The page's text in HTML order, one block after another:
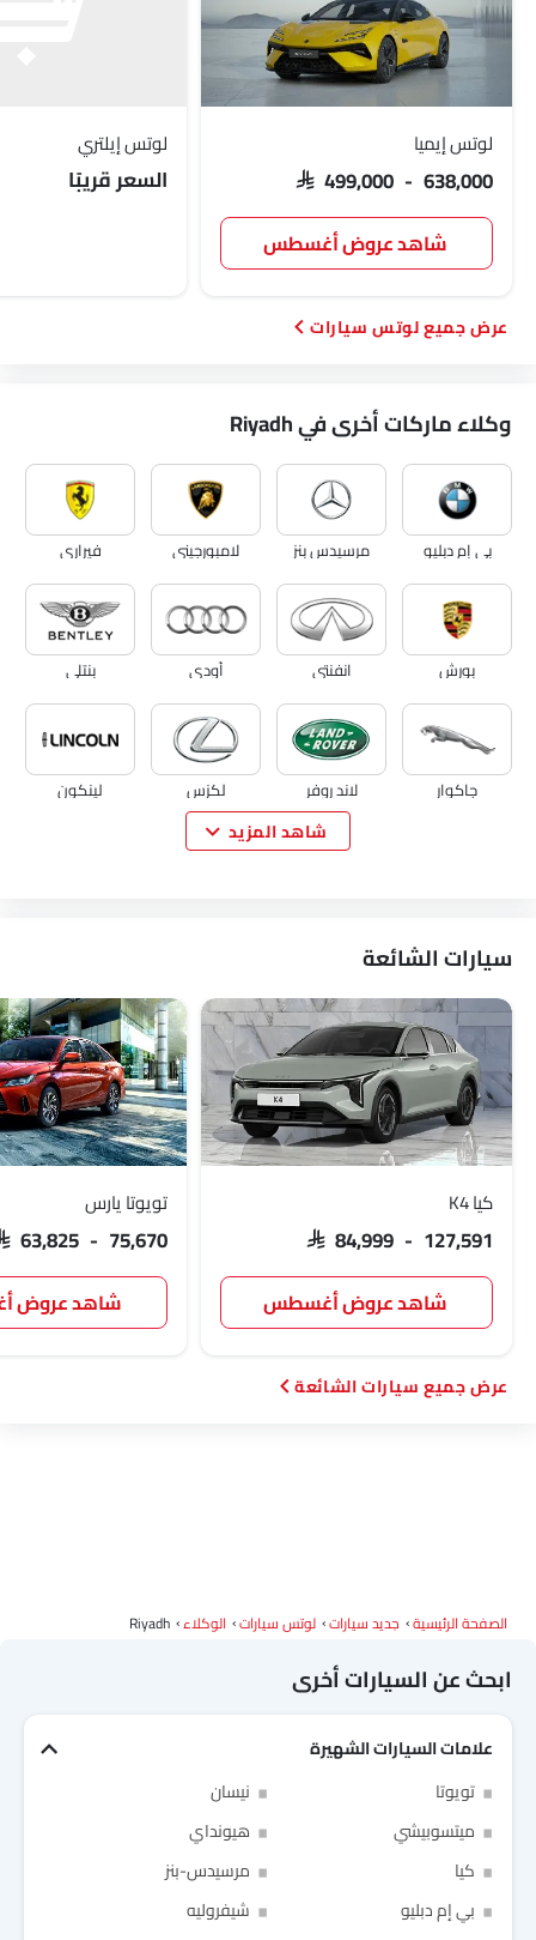
لوتس إيميا
SAR 499,000 - 638,000
شاهد عروض أغسطس
لوتس إيلتري
السعر قريبًا
لوتس سيارات
وكلاء ماركات أخرى في Riyadh
بي إم دبليو مرسيدس بنز لامبورجيني فيراري
بورش انفنتي أودي بنتلي
جاكوار لاند روفر لكزس لينكون
أبارث بورجوارد هافال VGV
لوسيد بي واي دي تانك جيتور
GWM سوإست أومودا
سكاي ويل بترومين فوتون
دودج كاديلاك أستون مارتن
رام بوغاتي
فورثينج هونشي
شاهد المزيد
سيارات الشائعة
كيا K4
SAR 84,999 - 127,591
شاهد عروض أغسطس
تويوتا يارس
63,825 - 75,670
شاهد عروض
سيارات الشائعة
الصفحة الرئيسية جديد سيارات لوتس سيارات الوكلاء Riyadh
ابحث عن السيارات أخرى
علامات السيارات الشهيرة
تويوتا
نيسان
ميتسوبيشي
هيونداي
كيا
مرسيدس-بنز
بي إم دبليو
شيفروليه
Link Your Google Account
Link Your Facebook Account